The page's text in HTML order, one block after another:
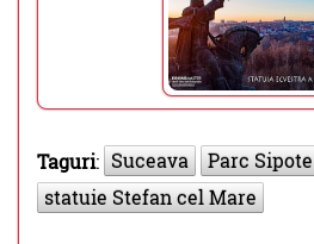
Taguri: Suceava
Parc Sipote
statuie Stefan cel Mare